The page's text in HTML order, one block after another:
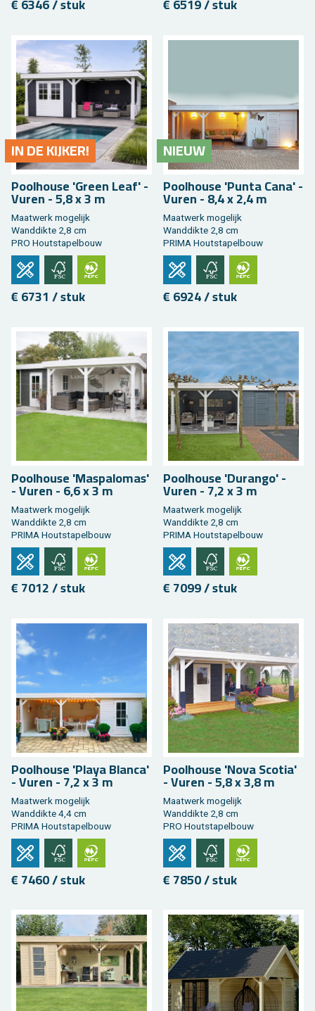
€ 6346 / stuk € 6519 / stuk
IN DE KIJ­KER!
Pool­hou­se 'Green Leaf' -
Vuren - 5,8 x 3 m
Maat­werk mo­ge­lijk
Wand­dik­te 2,8 cm
PRO Hout­sta­pel­bouw
€ 6731 / stuk
NIEUW
Pool­hou­se 'Punta Cana' -
Vuren - 8,4 x 2,4 m
Maat­werk mo­ge­lijk
Wand­dik­te 2,8 cm
PRIMA Hout­sta­pel­bouw
€ 6924 / stuk
Pool­hou­se 'Mas­pa­lo­mas'
- Vuren - 6,6 x 3 m
Maat­werk mo­ge­lijk
Wand­dik­te 2,8 cm
PRIMA Hout­sta­pel­bouw
€ 7012 / stuk
Pool­hou­se 'Du­rango' -
Vuren - 7,2 x 3 m
Maat­werk mo­ge­lijk
Wand­dik­te 2,8 cm
PRIMA Hout­sta­pel­bouw
€ 7099 / stuk
Pool­hou­se 'Playa Blan­ca'
- Vuren - 7,2 x 3 m
Maat­werk mo­ge­lijk
Wand­dik­te 4,4 cm
PRIMA Hout­sta­pel­bouw
€ 7460 / stuk
Pool­hou­se 'Nova Sco­tia'
- Vuren - 5,8 x 3,8 m
Maat­werk mo­ge­lijk
Wand­dik­te 2,8 cm
PRO Hout­sta­pel­bouw
€ 7850 / stuk